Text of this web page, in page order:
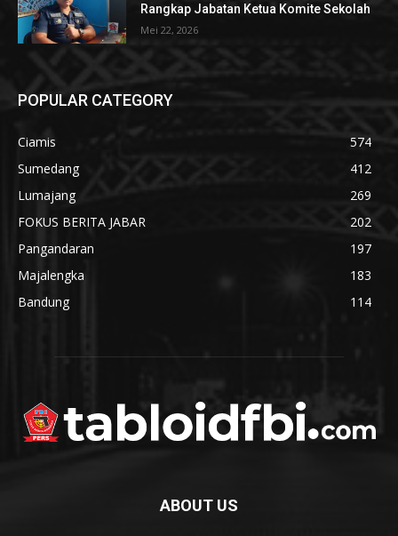
Rangkap Jabatan Ketua Komite Sekolah
Mei 22, 2026
POPULAR CATEGORY
Ciamis
574
Sumedang
412
Lumajang
269
FOKUS BERITA JABAR
202
Pangandaran
197
Majalengka
183
Bandung
114
ABOUT US